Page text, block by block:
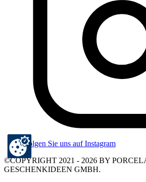
Folgen Sie uns auf Instagram
©COPYRIGHT 2021 - 2026 BY
GESCHENKIDEEN GMBH.